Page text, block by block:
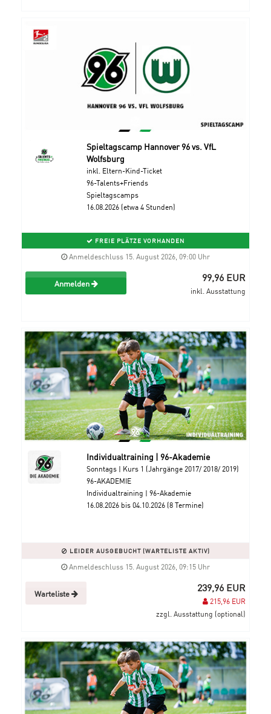
Spieltagscamp Hannover 96 vs. VfL
Wolfsburg
inkl. Eltern-Kind-Ticket
96-Talents+Friends
Spieltagscamps
16.08.2026 (etwa 4 Stunden)
FREIE PLÄTZE VORHANDEN
Anmeldeschluss 15. August 2026, 09:00 Uhr
Anmelden 99,96 EUR
inkl. Ausstattung
Individualtraining | 96-Akademie
Sonntags | Kurs 1 (Jahrgänge 2017/ 2018/ 2019)
96-AKADEMIE
Individualtraining | 96-Akademie
16.08.2026 bis 04.10.2026 (8 Termine)
LEIDER AUSGEBUCHT (WARTELISTE AKTIV)
Anmeldeschluss 15. August 2026, 09:15 Uhr
Warteliste 239,96 EUR
215,96 EUR
zzgl. Ausstattung (optional)